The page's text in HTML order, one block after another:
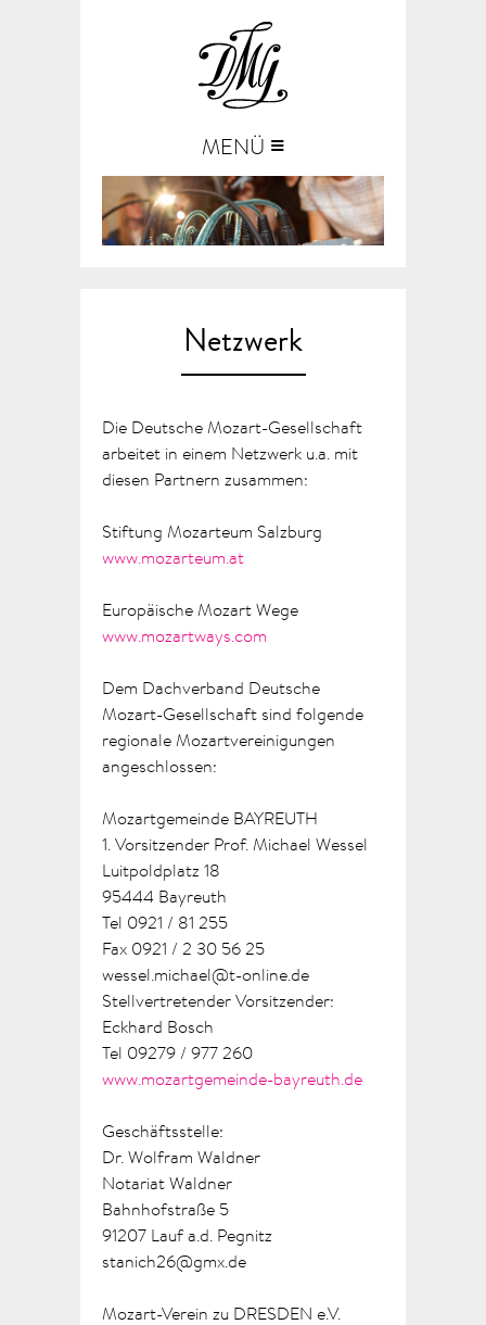
MENÜ ≡
Netzwerk
Die Deutsche Mozart-Gesellschaft
arbeitet in einem Netzwerk u.a. mit
diesen Partnern zusammen:
Stiftung Mozarteum Salzburg
www.mozarteum.at
Europäische Mozart Wege
www.mozartways.com
Dem Dachverband Deutsche
Mozart-Gesellschaft sind folgende
regionale Mozartvereinigungen
angeschlossen:
Mozartgemeinde BAYREUTH
1. Vorsitzender Prof. Michael Wessel
Luitpoldplatz 18
95444 Bayreuth
Tel 0921 / 81 255
Fax 0921 / 2 30 56 25
wessel.michael@t-online.de
Stellvertretender Vorsitzender:
Eckhard Bosch
Tel 09279 / 977 260
www.mozartgemeinde-bayreuth.de
Geschäftsstelle:
Dr. Wolfram Waldner
Notariat Waldner
Bahnhofstraße 5
91207 Lauf a.d. Pegnitz
stanich26@gmx.de
Mozart-Verein zu DRESDEN e.V.